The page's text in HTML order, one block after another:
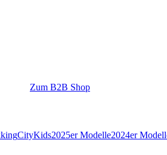
Zum B2B Shop
CityKids2025er Modelle2024er